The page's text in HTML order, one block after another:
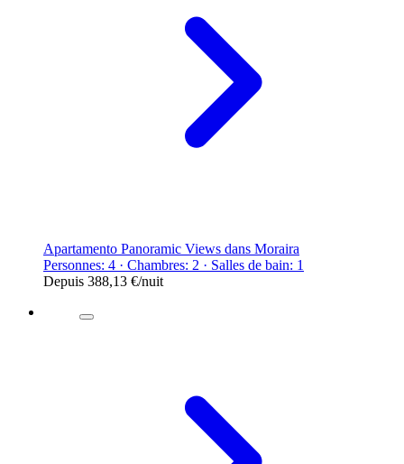
Apartamento Panoramic Views dans Moraira
Personnes: 4 · Chambres: 2 · Salles de bain: 1
Depuis 388,13 €/nuit